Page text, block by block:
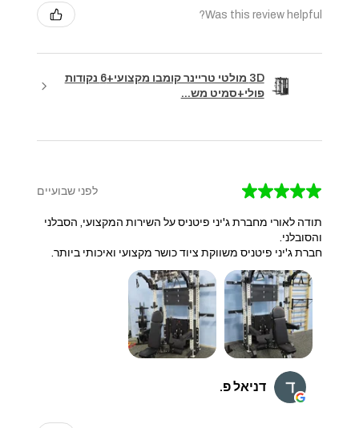
Was this review helpful?
3D מולטי טריינר קומבו מקצועי+6 נקודות
פולי+סמיט מש...
★
★
★
★
★ לפני שבועיים
תודה לאורי מחברת ג'יני פיטניס על השירות המקצועי, הסבלני
והסובלני.
חברת ג'יני פיטניס משווקת ציוד כושר מקצועי ואיכותי ביותר.
דניאל פ.